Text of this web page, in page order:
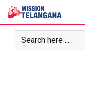
Skip
content